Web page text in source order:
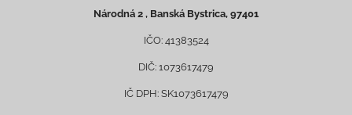
Národná 2 , Banská Bystrica, 97401
IČO: 41383524
DIČ: 1073617479
IČ DPH: SK1073617479